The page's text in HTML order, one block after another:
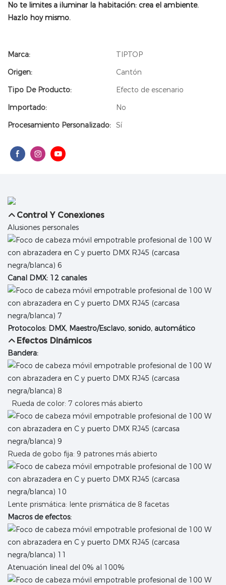
No te limites a iluminar la habitación: crea el ambiente.
Hazlo hoy mismo.
Marca:
TIPTOP
Origen:
Cantón
Tipo De Producto:
Efecto de escenario
Importado:
No
Procesamiento Personalizado: Sí
Control Y Conexiones
Alusiones personales
Canal DMX: 12 canales
Protocolos: DMX, Maestro/Esclavo, sonido, automático
Efectos Dinámicos
Bandera:
Rueda de color: 7 colores más abierto
Rueda de gobo fija: 9 patrones más abierto
Lente prismática: lente prismática de 8 facetas
Macros de efectos:
Atenuación lineal del 0% al 100%